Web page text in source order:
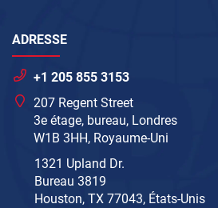
ADRESSE
+1 205 855 3153
207 Regent Street
3e étage, bureau, Londres
W1B 3HH, Royaume-Uni
1321 Upland Dr.
Bureau 3819
Houston, TX 77043, États-Unis